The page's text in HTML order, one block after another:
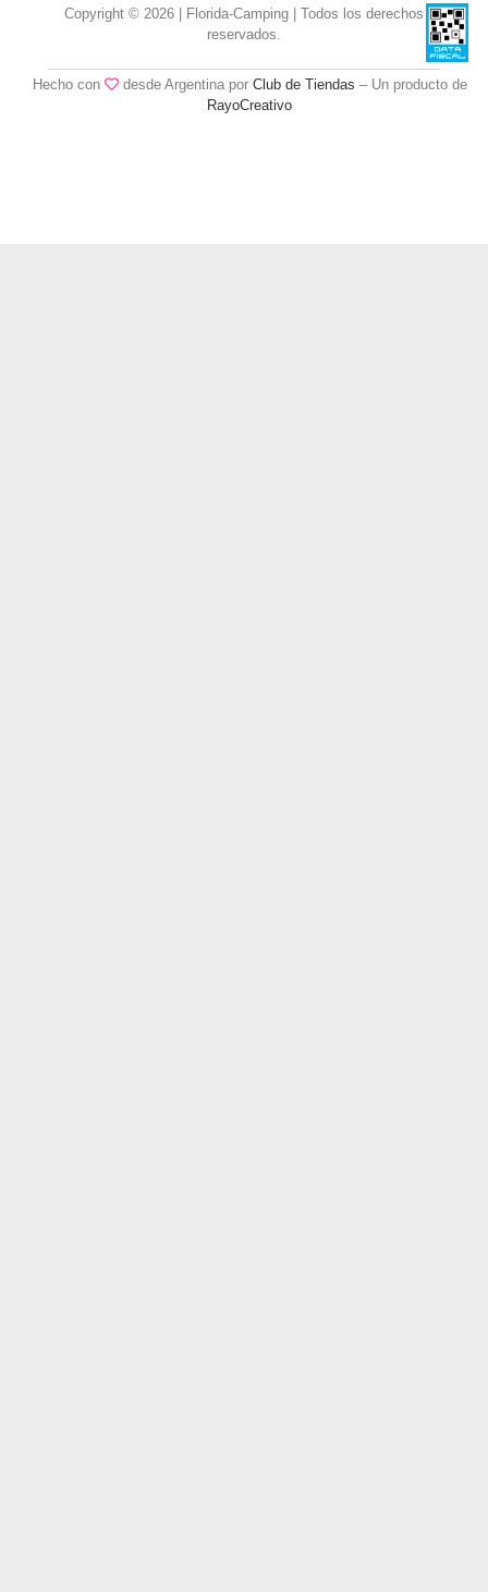
Copyright © 2026 | Florida-Camping | Todos los derechos
reservados.
Hecho con desde Argentina por Club de Tiendas – Un producto de
RayoCreativo